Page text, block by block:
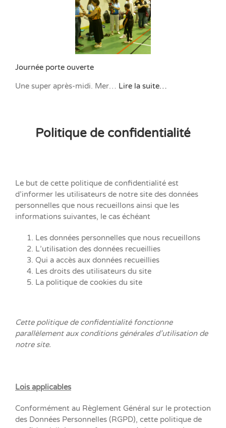
Politique de confidentialité
Le but de cette politique de confidentialité est
d’informer les utilisateurs de notre site des données
personnelles que nous recueillons ainsi que les
informations suivantes, le cas échéant
Les données personnelles que nous recueillons
L’utilisation des données recueillies
Qui a accès aux données recueillies
Les droits des utilisateurs du site
La politique de cookies du site
Cette politique de confidentialité fonctionne
parallèlement aux conditions générales d’utilisation de
notre site.
Lois applicables
Conformément au Règlement Général sur le protection
des Données Personnelles (RGPD), cette politique de
Journée porte ouverte
Une super après-midi. Mer… Lire la suite…